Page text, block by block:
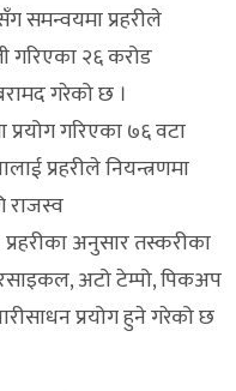
समन्वयमा प्रहरीले
गरिएका २६ करोड
गरेको छ ।
गरिएका ७६ वटा
प्रहरीले नियन्त्रणमा
राजस्व
अनुसार तस्करीका
अटो टेम्पो, पिकअप
प्रयोग हुने गरेको छ